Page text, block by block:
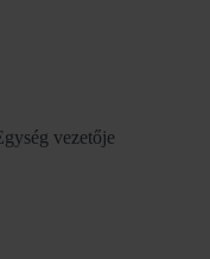
vezetője